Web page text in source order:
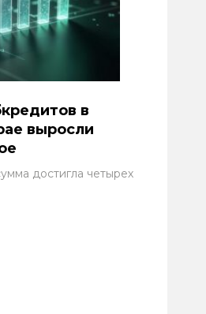
в
выросли
достигла четырех